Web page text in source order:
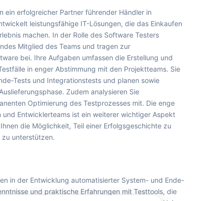
ein erfolgreicher Partner führender Händler in
leistungsfähige IT-Lösungen, die das Einkaufen
machen. In der Rolle des Software Testers
Mitglied des Teams und tragen zur
bei. Ihre Aufgaben umfassen die Erstellung und
in enger Abstimmung mit den Projektteams. Sie
Tests und Integrationstests und planen sowie
Zudem analysieren Sie
Optimierung des Testprozesses mit. Die enge
und Entwicklerteams ist ein weiterer wichtiger Aspekt
die Möglichkeit, Teil einer Erfolgsgeschichte zu
unterstützen.
in der Entwicklung automatisierter System- und Ende-
und praktische Erfahrungen mit Testtools, die